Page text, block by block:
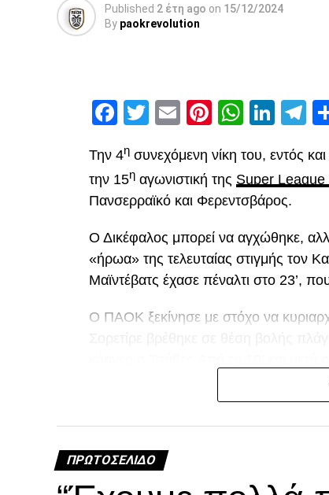
Published 2 έτη ago on 15/12/2024
By paokrevolution
Facebook
Twitter
EmailPinterest
Την 4η συνεχόμενη νίκη του, εντός
την 15η αγωνιστική της Super League
Πανσερραϊκό και Φερεντσβάρος.
Ο Δικέφαλος μπορεί να αγχώθηκε,
«ήρωα» της τελευταίας στιγμής τον
Μαϊντέβατς έχασε πέναλτι στο 23’,
Ο ΠΑΟΚ ξεκίνησε με στόχο να
«κεραυνό» του Λαχούντ έξω από την
ΠΡΩΤΟΣΈΛΙΔΟ